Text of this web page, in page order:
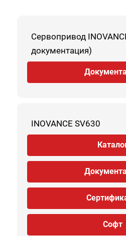
Сервопривод
документация)
INOVANCE SV630
Софт